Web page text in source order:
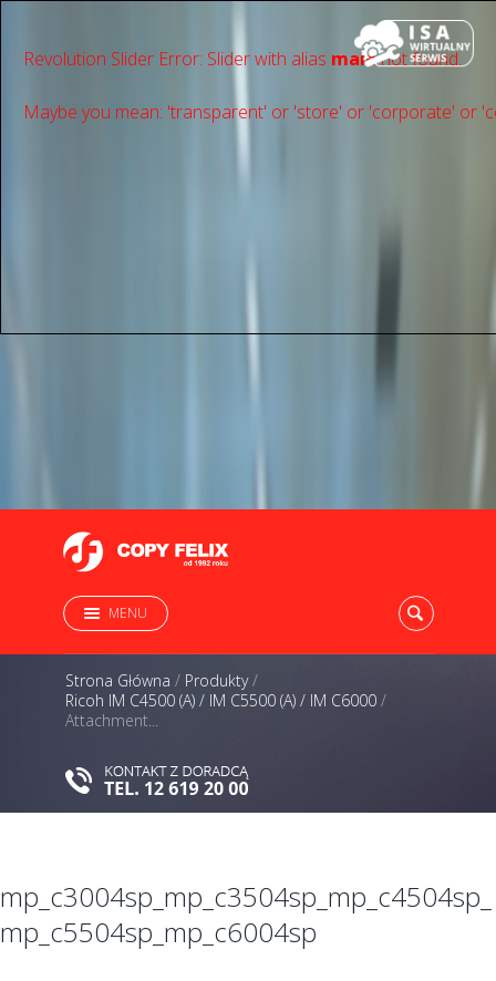
Revolution Slider Error: Slider with alias mainnot found.
Maybe you mean: 'transparent' or 'store' or 'сorporate' or
MENU
Strona Główna / Produkty/
Ricoh IM C4500 (A) / IM C5500 (A) / IM C6000 /
Attachment...
mp_c3004sp_mp_c3504sp_mp_c4504sp_
mp_c5504sp_mp_c6004sp